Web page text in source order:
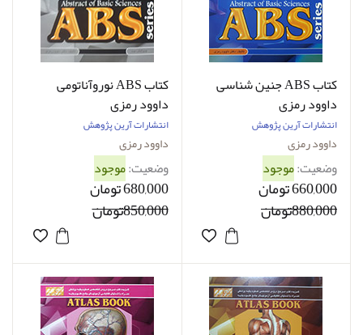
کتاب ABS جنین شناسی
داوود رمزی
انتشارات آرین پژوهش
داوود رمزی
وضعیت:موجود
660,000 تومان
880,000تومان
کتاب ABS نوروآناتومی
داوود رمزی
انتشارات آرین پژوهش
داوود رمزی
وضعیت:موجود
680,000 تومان
850,000تومان